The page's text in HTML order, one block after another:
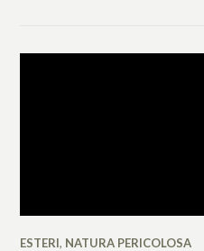
ESTERI, NATURA PERICOLOSA